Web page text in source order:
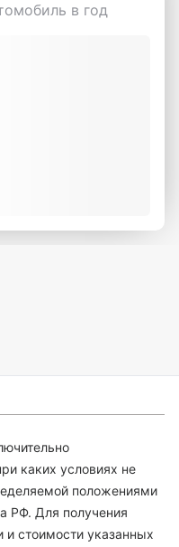
в год
каких условиях не
положениями
РФ. Для получения
стоимости указанных